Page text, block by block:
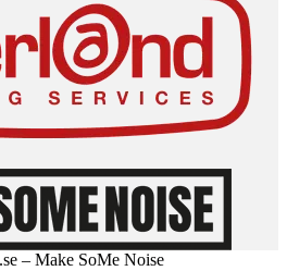
– Make SoMe Noise